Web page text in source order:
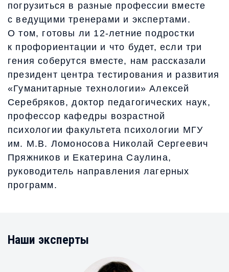
погрузиться в разные профессии вместе
с ведущими тренерами и экспертами.
О том, готовы ли 12-летние подростки
к профориентации и что будет, если три
гения соберутся вместе, нам рассказали
президент центра тестирования и развития
«Гуманитарные технологии» Алексей
Серебряков, доктор педагогических наук,
профессор кафедры возрастной
психологии факультета психологии МГУ
им. М.В. Ломоносова Николай Сергеевич
Пряжников и Екатерина Саулина,
руководитель направления лагерных
программ.
Наши эксперты